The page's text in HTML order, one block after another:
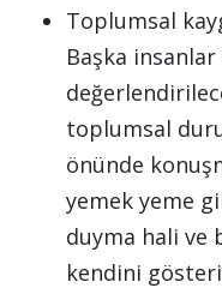
Toplumsal
Başka
toplumsal
önünde
yemek yeme
duyma hali ve
kendini